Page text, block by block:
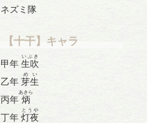
ネズミ隊
【十干】キャラ
甲年 生吹
いぶき
乙年 芽生
めい
丙年 炳
あきら
丁年 灯夜
とうや